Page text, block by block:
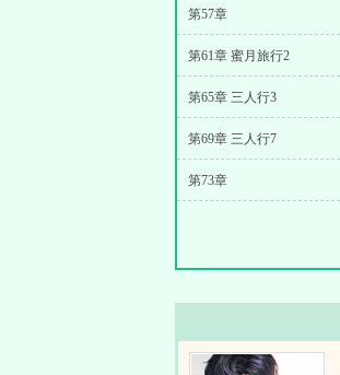
第57章
第61章 蜜月旅行2
第65章 三人行3
第69章 三人行7
第73章